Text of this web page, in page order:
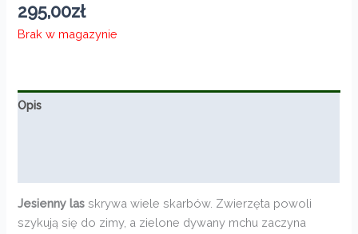
295,00zł
Brak w magazynie
Opis
Jesienny las skrywa wiele skarbów. Zwierzęta powoli
szykują się do zimy, a zielone dywany mchu zaczyna